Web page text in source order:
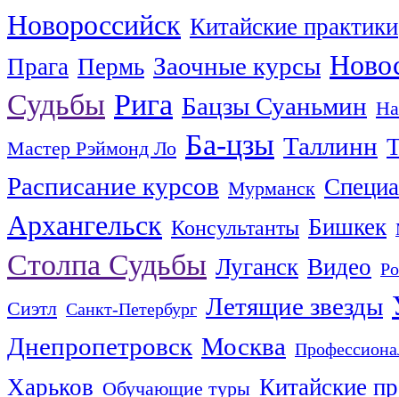
Новороссийск Китайские практики
Прага Пермь Заочные курсы
Судьбы Рига Бацзы Суаньмин
Мастер Рэймонд Ло Ба-цзы Таллинн
Расписание курсов Мурманск
Архангельск Консультанты Бишкек
Столпа Судьбы Луганск Видео
Сиэтл Санкт-Петербург Летящие звезды
Днепропетровск Москва
Харьков Обучающие туры Китайские